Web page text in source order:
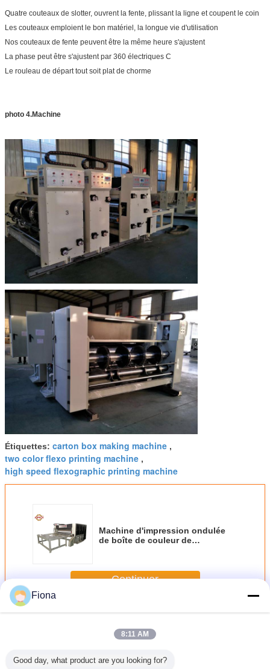
Quatre couteaux de slotter, ouvrent la fente, plissant la ligne et coupent le coin
Les couteaux emploient le bon matériel, la longue vie d'utilisation
Nos couteaux de fente peuvent être la même heure s'ajustent
La phase peut être s'ajustent par 360 électriques C
Le rouleau de départ tout soit plat de chorme
photo 4.Machine
Étiquettes: carton box making machine ,
two color flexo printing machine ,
high speed flexographic printing machine
Machine d'impression ondulée
de boîte de couleur de
Flexo
Continuer
PlusMachine d'impression ondulée de boîte
Fiona
8:11 AM
Good day, what product are you looking for?